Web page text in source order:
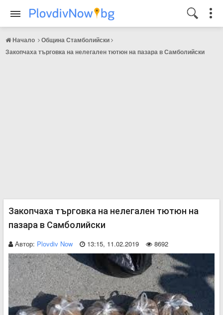
Начало
Община Стамболийски
Закопчаха търговка на нелегален тютюн на пазара в Самболийски
Закопчаха търговка на нелегален тютюн на
пазара в Самболийски
Автор: Plovdiv Now 13:15, 11.02.2019 8692